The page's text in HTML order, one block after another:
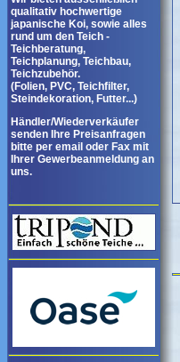
qualitativ hochwertige
japanische Koi, sowie alles
rund um den Teich -
Teichberatung,
Teichplanung, Teichbau,
Teichzubehör.
(Folien, PVC, Teichfilter,
Steindekoration, Futter...)
Händler/Wiederverkäufer
senden Ihre Preisanfragen
bitte per email oder Fax mit
Ihrer Gewerbeanmeldung an
uns.